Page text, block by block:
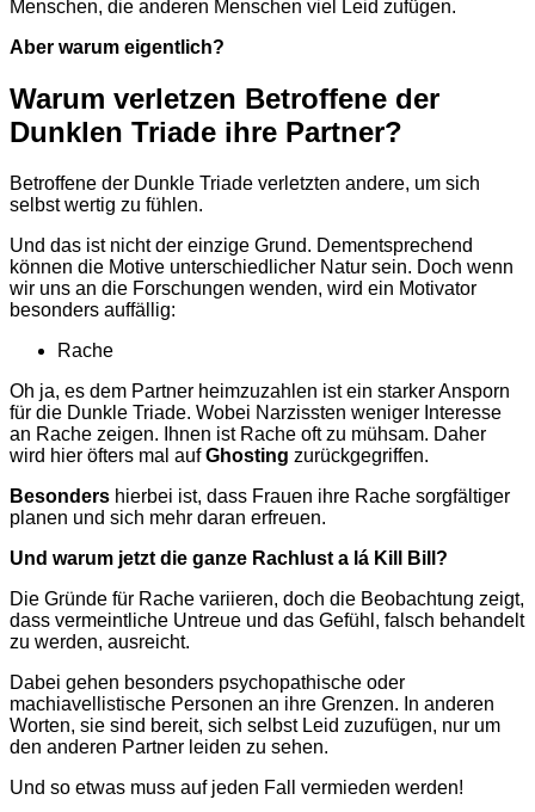
Menschen, die anderen Menschen viel Leid zufügen.
Aber warum eigentlich?
Warum verletzen Betroffene der
Dunklen Triade ihre Partner?
Betroffene der Dunkle Triade verletzten andere, um sich
selbst wertig zu fühlen.
Und das ist nicht der einzige Grund. Dementsprechend
können die Motive unterschiedlicher Natur sein. Doch wenn
wir uns an die Forschungen wenden, wird ein Motivator
besonders auffällig:
Rache
Oh ja, es dem Partner heimzuzahlen ist ein starker Ansporn
für die Dunkle Triade. Wobei Narzissten weniger Interesse
an Rache zeigen. Ihnen ist Rache oft zu mühsam. Daher
wird hier öfters mal aufGhosting zurückgegriffen.
Besonders hierbei ist, dass Frauen ihre Rache sorgfältiger
planen und sich mehr daran erfreuen.
Und warum jetzt die ganze Rachlust a lá Kill Bill?
Die Gründe für Rache variieren, doch die Beobachtung zeigt,
dass vermeintliche Untreue und das Gefühl, falsch behandelt
zu werden, ausreicht.
Dabei gehen besonders psychopathische oder
machiavellistische Personen an ihre Grenzen. In anderen
Worten, sie sind bereit, sich selbst Leid zuzufügen, nur um
den anderen Partner leiden zu sehen.
Und so etwas muss auf jeden Fall vermieden werden!